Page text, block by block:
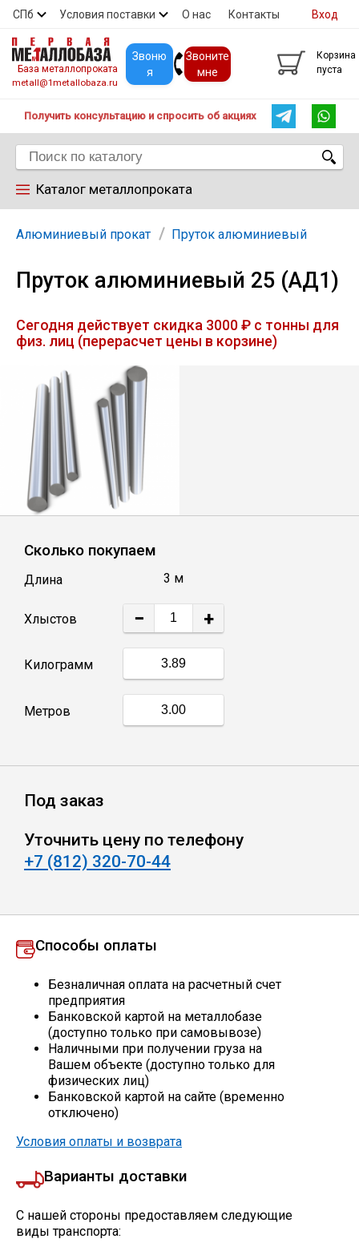
СПб Условия поставки О нас Контакты
Скидки Прайс Покупателям
Вход
База металлопроката
metall@1metallobaza.ru
Звоню
я
Звоните
мне
Корзина
пуста
Получить консультацию и спросить об акциях
Каталог металлопроката
Арматура
Труба профильная
Труба
Уголок
Балка
Швеллер
Катанка
Винтовые сваи
Столбы заборные
Сетка кладочная
Электроды
Проволока
Скобо-гибочные изделия
Остальное
Алюминиевый прокат
Алюминиевый прокат Пруток алюминиевый
Пруток алюминиевый 25 (АД1)
Сегодня действует скидка 3000 ₽ с тонны для
физ. лиц (перерасчет цены в корзине)
Сколько покупаем
Длина 3 м
Хлыстов − +
Килограмм
Метров
Под заказ
Уточнить цену по телефону
+7 (812) 320-70-44
Способы оплаты
Безналичная оплата на расчетный счет
предприятия
Банковской картой на металлобазе
(доступно только при самовывозе)
Наличными при получении груза на
Вашем объекте (доступно только для
физических лиц)
Банковской картой на сайте (временно
отключено)
Условия оплаты и возврата
Варианты доставки
С нашей стороны предоставляем следующие
виды транспорта: